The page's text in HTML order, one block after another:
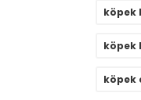
köpek
köpek
köpek